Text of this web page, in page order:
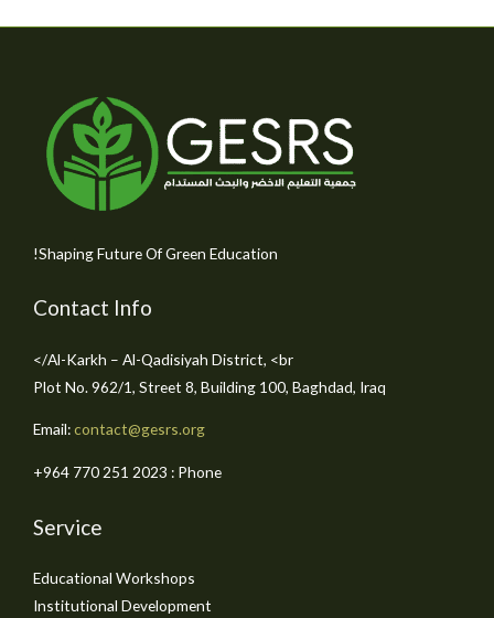
Shaping Future Of Green Education!
Contact Info
Al-Karkh – Al-Qadisiyah District, <br/>
Plot No. 962/1, Street 8, Building 100, Baghdad, Iraq
Email:contact@gesrs.org
Phone : ⁦+964 770 251 2023⁩
Service
Educational Workshops
Institutional Development